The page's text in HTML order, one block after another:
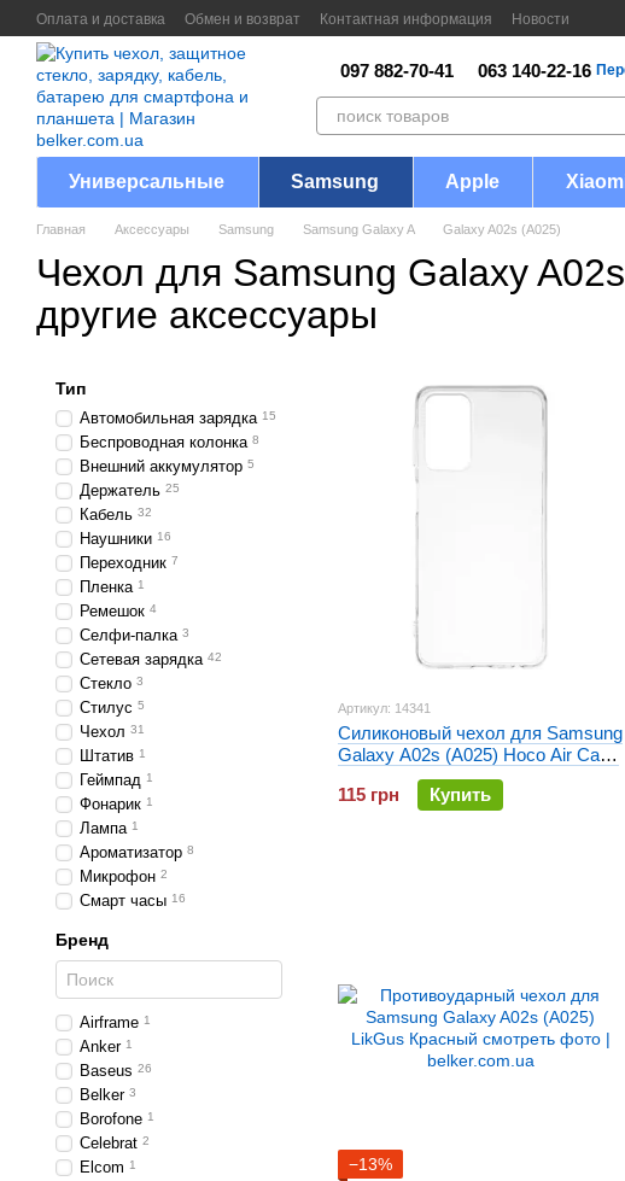
Перейти к основному контенту
Оплата и доставка Обмен и возврат Контактная информация Новости
097 882-70-41 063 140-22-16
Универсальные Samsung Apple
Главная Аксессуары Samsung Samsung Galaxy A Galaxy A02s (A025)
Чехол для Samsung Galaxy
другие аксессуары
Артикул: 14341
Силиконовый чехол для Samsung
Galaxy A02s (A025) Hoco Air Case
Прозрачный
115 грн
Купить
−13%
Тип
Автомобильная зарядка 15
Беспроводная колонка 8
Внешний аккумулятор 5
Держатель 25
Кабель 32
Наушники 16
Переходник 7
Пленка 1
Ремешок 4
Селфи-палка 3
Сетевая зарядка 42
Стекло 3
Стилус 5
Чехол 31
Штатив 1
Геймпад 1
Фонарик 1
Лампа 1
Ароматизатор 8
Микрофон 2
Смарт часы 16
Бренд
Airframe 1
Anker 1
Baseus 26
Belker 3
Borofone 1
Celebrat 2
Elcom 1